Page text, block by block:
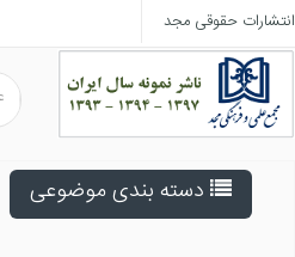
انتشارات حقوقی مجد
دسته بندی موضوعی